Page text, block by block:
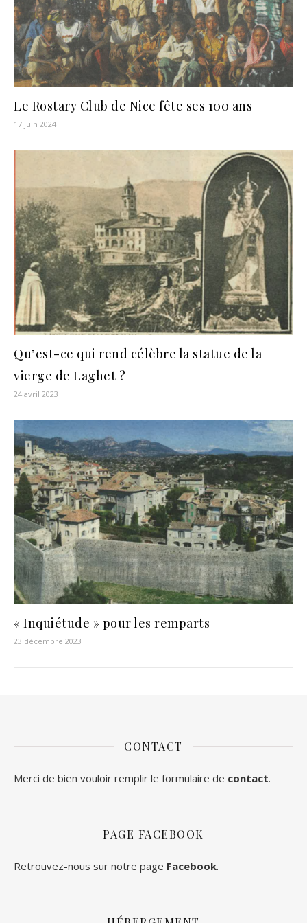
Le Rostary Club de Nice fête ses 100 ans
17 juin 2024
Qu’est-ce qui rend célèbre la statue de la
vierge de Laghet ?
24 avril 2023
« Inquiétude » pour les remparts
23 décembre 2023
CONTACT
Merci de bien vouloir remplir le formulaire de contact.
PAGE FACEBOOK
Retrouvez-nous sur notre page Facebook.